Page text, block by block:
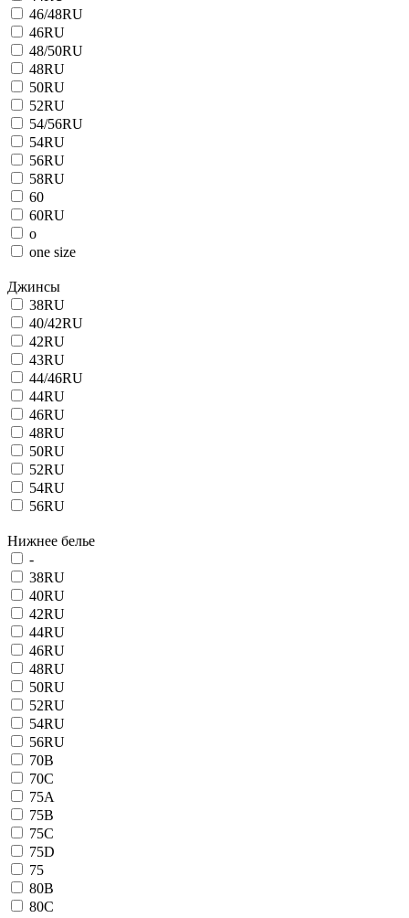
46/48RU
46RU
48/50RU
48RU
50RU
52RU
54/56RU
54RU
56RU
58RU
60
60RU
o
one size
Джинсы
38RU
40/42RU
42RU
43RU
44/46RU
44RU
46RU
48RU
50RU
52RU
54RU
56RU
Нижнее белье
-
38RU
40RU
42RU
44RU
46RU
48RU
50RU
52RU
54RU
56RU
70B
70C
75A
75B
75C
75D
75
80B
80C